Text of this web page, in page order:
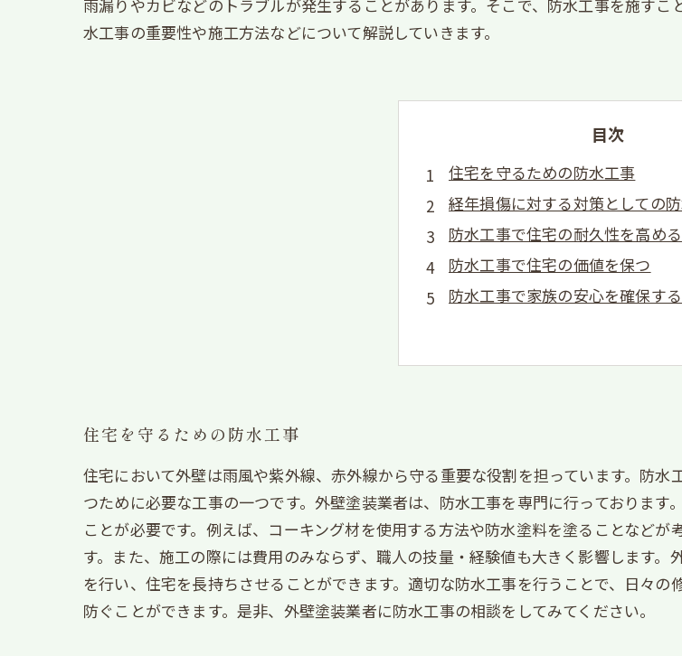
雨漏りやカビなどのトラブルが発生することがあります。そこで、防水工事を施す
水工事の重要性や施工方法などについて解説していきます。
目次
住宅を守るための防水工事
経年損傷に対する対策としての
防水工事で住宅の耐久性を高める
防水工事で住宅の価値を保つ
防水工事で家族の安心を確保する
住宅を守るための防水工事
住宅において外壁は雨風や紫外線、赤外線から守る重要な役割を担っています。防
つために必要な工事の一つです。外壁塗装業者は、防水工事を専門に行っておりま
ことが必要です。例えば、コーキング材を使用する方法や防水塗料を塗ることなど
す。また、施工の際には費用のみならず、職人の技量・経験値も大きく影響します
を行い、住宅を長持ちさせることができます。適切な防水工事を行うことで、日々
防ぐことができます。是非、外壁塗装業者に防水工事の相談をしてみてください。